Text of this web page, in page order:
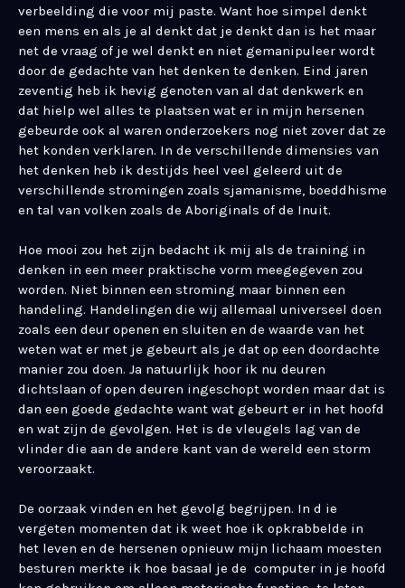
verbeelding die voor mij paste. Want hoe simpel denkt
een mens en als je al denkt dat je denkt dan is het maar
net de vraag of je wel denkt en niet gemanipuleer wordt
door de gedachte van het denken te denken. Eind jaren
zeventig heb ik hevig genoten van al dat denkwerk en
dat hielp wel alles te plaatsen wat er in mijn hersenen
gebeurde ook al waren onderzoekers nog niet zover dat ze
het konden verklaren. In de verschillende dimensies van
het denken heb ik destijds heel veel geleerd uit de
verschillende stromingen zoals sjamanisme, boeddhisme
en tal van volken zoals de Aboriginals of de Inuit.
Hoe mooi zou het zijn bedacht ik mij als de training in
denken in een meer praktische vorm meegegeven zou
worden. Niet binnen een stroming maar binnen een
handeling. Handelingen die wij allemaal universeel doen
zoals een deur openen en sluiten en de waarde van het
weten wat er met je gebeurt als je dat op een doordachte
manier zou doen. Ja natuurlijk hoor ik nu deuren
dichtslaan of open deuren ingeschopt worden maar dat is
dan een goede gedachte want wat gebeurt er in het hoofd
en wat zijn de gevolgen. Het is de vleugels lag van de
vlinder die aan de andere kant van de wereld een storm
veroorzaakt.
De oorzaak vinden en het gevolg begrijpen. In d ie
vergeten momenten dat ik weet hoe ik opkrabbelde in
het leven en de hersenen opnieuw mijn lichaam moesten
besturen merkte ik hoe basaal je de computer in je hoofd